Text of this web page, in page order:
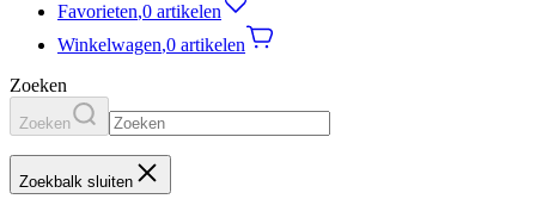
Favorieten,0 artikelen
Winkelwagen,0 artikelen
Zoeken
Zoeken
Zoekbalk sluiten